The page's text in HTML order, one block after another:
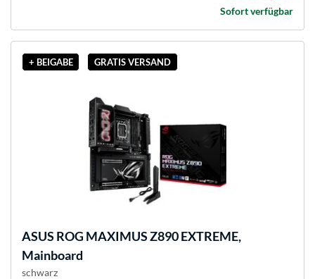
Sofort verfügbar
+ BEIGABE GRATIS VERSAND
ASUS ROG MAXIMUS Z890 EXTREME,
Mainboard
schwarz